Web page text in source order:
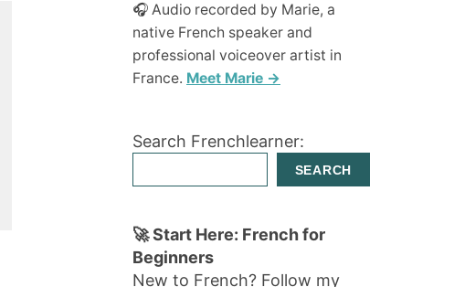
🎧 Audio recorded by Marie, a
native French speaker and
professional voiceover artist in
France. Meet Marie →
Search Frenchlearner:
SEARCH
🚀 Start Here: French for
Beginners
New to French? Follow my